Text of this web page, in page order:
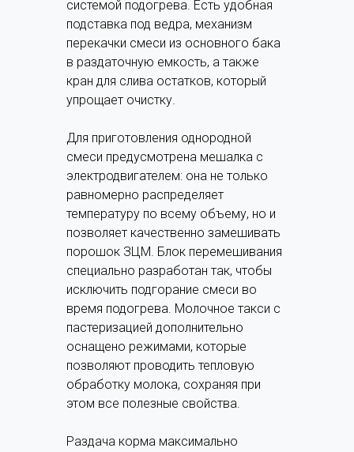
системой подогрева. Есть удобная
подставка под ведра, механизм
перекачки смеси из основного бака
в раздаточную емкость, а также
кран для слива остатков, который
упрощает очистку.
Для приготовления однородной
смеси предусмотрена мешалка с
электродвигателем: она не только
равномерно распределяет
температуру по всему объему, но и
позволяет качественно замешивать
порошок ЗЦМ. Блок перемешивания
специально разработан так, чтобы
исключить подгорание смеси во
время подогрева. Молочное такси с
пастеризацией дополнительно
оснащено режимами, которые
позволяют проводить тепловую
обработку молока, сохраняя при
этом все полезные свойства.
Раздача корма максимально